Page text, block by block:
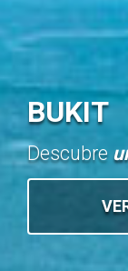
BUKIT
Descubre